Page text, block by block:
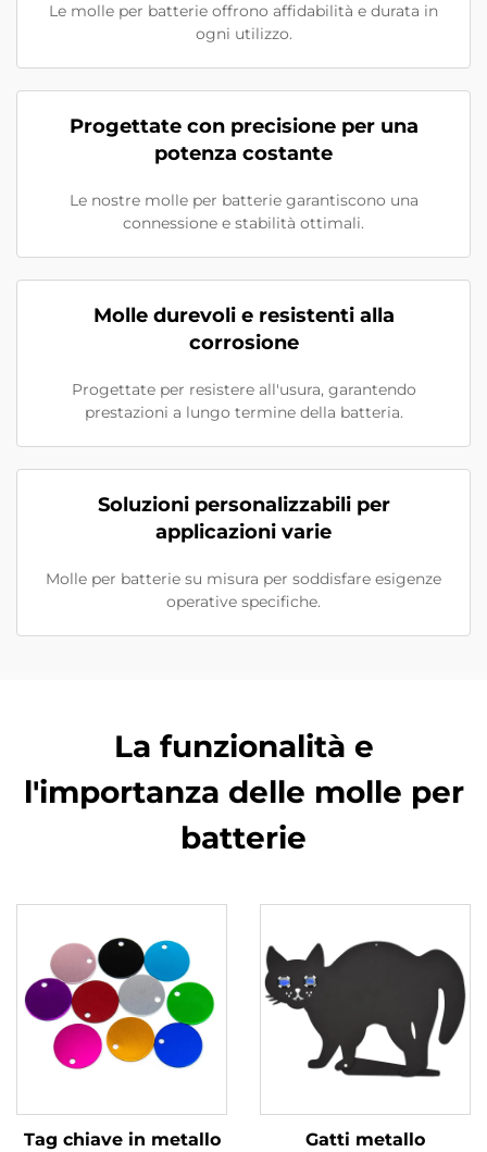
Le molle per batterie offrono affidabilità e durata in
ogni utilizzo.
Progettate con precisione per una
potenza costante
Le nostre molle per batterie garantiscono una
connessione e stabilità ottimali.
Molle durevoli e resistenti alla
corrosione
Progettate per resistere all'usura, garantendo
prestazioni a lungo termine della batteria.
Soluzioni personalizzabili per
applicazioni varie
Molle per batterie su misura per soddisfare esigenze
operative specifiche.
La funzionalità e
l'importanza delle molle per
batterie
Tag chiave in metallo
Gatti metallo